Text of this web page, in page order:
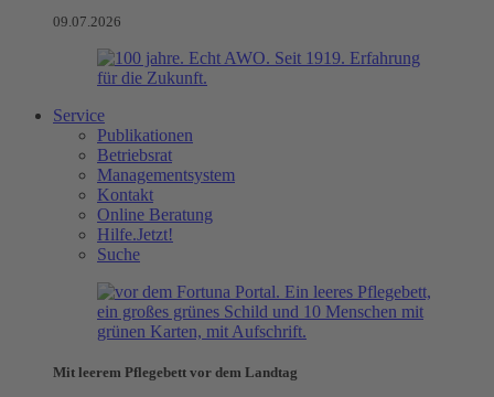
09.07.2026
Service
Publikationen
Betriebsrat
Managementsystem
Kontakt
Online Beratung
Hilfe.Jetzt!
Suche
Mit leerem Pflegebett vor dem Landtag